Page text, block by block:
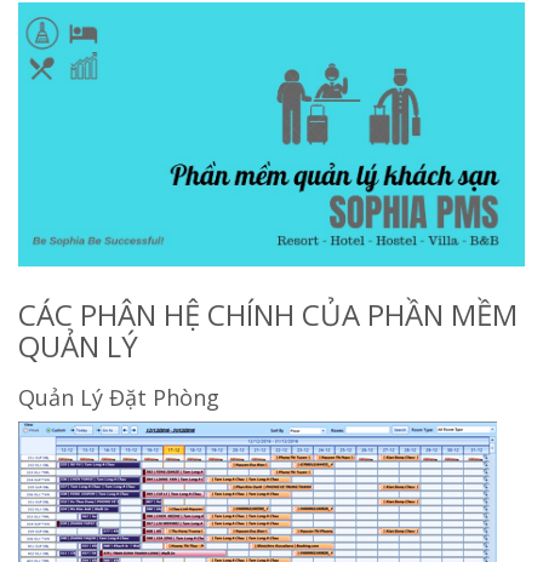
CÁC PHÂN HỆ CHÍNH CỦA PHẦN MỀM
QUẢN LÝ
Quản Lý Đặt Phòng